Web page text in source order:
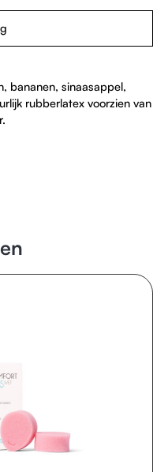
bananen, sinaasappel,
rubberlatex voorzien van